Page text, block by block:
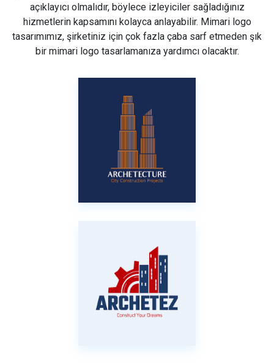
açıklayıcı olmalıdır, böylece izleyiciler sağladığınız
hizmetlerin kapsamını kolayca anlayabilir. Mimari logo
tasarımımız, şirketiniz için çok fazla çaba sarf etmeden şık
bir mimari logo tasarlamanıza yardımcı olacaktır.